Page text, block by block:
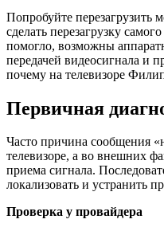
Попробуйте перезагрузить
сделать перезагрузку
помогло, возможны
передачей видеосигнала и
почему на телевизоре
Первичная
Часто причина сообщения
телевизоре, а во внешних
приема сигнала.
локализовать и устранить
Проверка у провайдера